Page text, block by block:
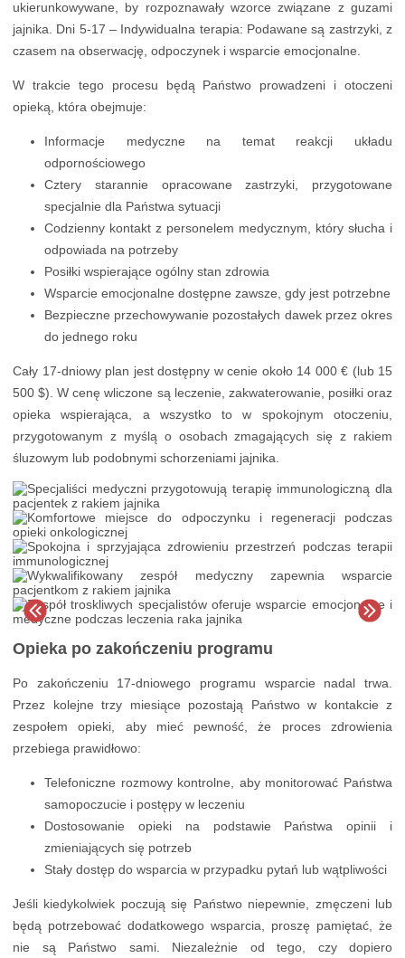
W trakcie tego procesu będą Państwo prowadzeni i otoczeni
opieką, która obejmuje:
Informacje medyczne na temat reakcji układu
odpornościowego
Cztery starannie opracowane zastrzyki, przygotowane
specjalnie dla Państwa sytuacji
Codzienny kontakt z personelem medycznym, który słucha i
odpowiada na potrzeby
Posiłki wspierające ogólny stan zdrowia
Wsparcie emocjonalne dostępne zawsze, gdy jest potrzebne
Bezpieczne przechowywanie pozostałych dawek przez okres
do jednego roku
Cały 17-dniowy plan jest dostępny w cenie około 14 000 € (lub 15
500 $). W cenę wliczone są leczenie, zakwaterowanie, posiłki oraz
opieka wspierająca, a wszystko to w spokojnym otoczeniu,
przygotowanym z myślą o osobach zmagających się z rakiem
śluzowym lub podobnymi schorzeniami jajnika.
Opieka po zakończeniu programu
Po zakończeniu 17-dniowego programu wsparcie nadal trwa.
Przez kolejne trzy miesiące pozostają Państwo w kontakcie z
zespołem opieki, aby mieć pewność, że proces zdrowienia
przebiega prawidłowo:
Telefoniczne rozmowy kontrolne, aby monitorować Państwa
samopoczucie i postępy w leczeniu
Dostosowanie opieki na podstawie Państwa opinii i
zmieniających się potrzeb
Stały dostęp do wsparcia w przypadku pytań lub wątpliwości
Jeśli kiedykolwiek poczują się Państwo niepewnie, zmęczeni lub
będą potrzebować dodatkowego wsparcia, proszę pamiętać, że
nie są Państwo sami. Niezależnie od tego, czy dopiero